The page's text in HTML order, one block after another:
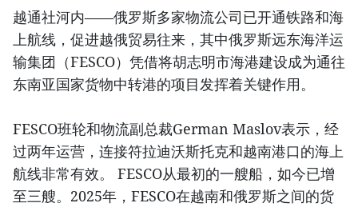
越通社河内——俄罗斯多家物流公司已开通铁路和海
上航线，促进越俄贸易往来，其中俄罗斯远东海洋运
输集团（FESCO）凭借将胡志明市海港建设成为通往
东南亚国家货物中转港的项目发挥着关键作用。
FESCO班轮和物流副总裁German Maslov表示，经
过两年运营，连接符拉迪沃斯托克和越南港口的海上
航线非常有效。 FESCO从最初的一艘船，如今已增
至三艘。2025年，FESCO在越南和俄罗斯之间的货